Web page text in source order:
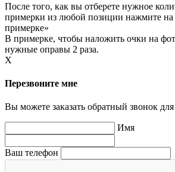
После того, как вы отберете нужное
примерки из любой позиции нажмите
примерке»
В примерке, чтобы наложить очки на
нужные оправы 2 раза.
X
Перезвоните мне
Вы можете заказать обратный звонок для
Имя
Ваш телефон